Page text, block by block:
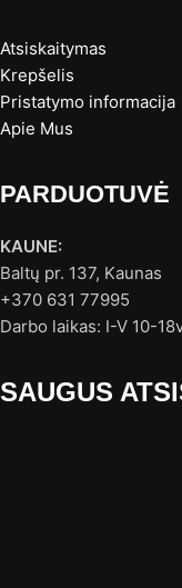
Atsiskaitymas
Krepšelis
Pristatymo informacija
Apie Mus
PARDUOTUVĖ
KAUNE:
Baltų pr. 137, Kaunas
+370 631 77995
Darbo laikas: I-V 10-
SAUGUS